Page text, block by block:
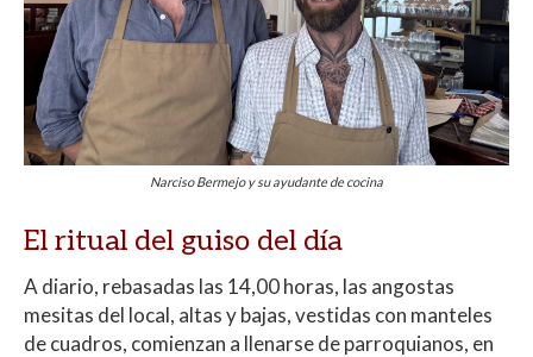
Narciso Bermejo y su ayudante de cocina
El ritual del guiso del día
A diario, rebasadas las 14,00 horas, las angostas
mesitas del local, altas y bajas, vestidas con manteles
de cuadros, comienzan a llenarse de parroquianos, en